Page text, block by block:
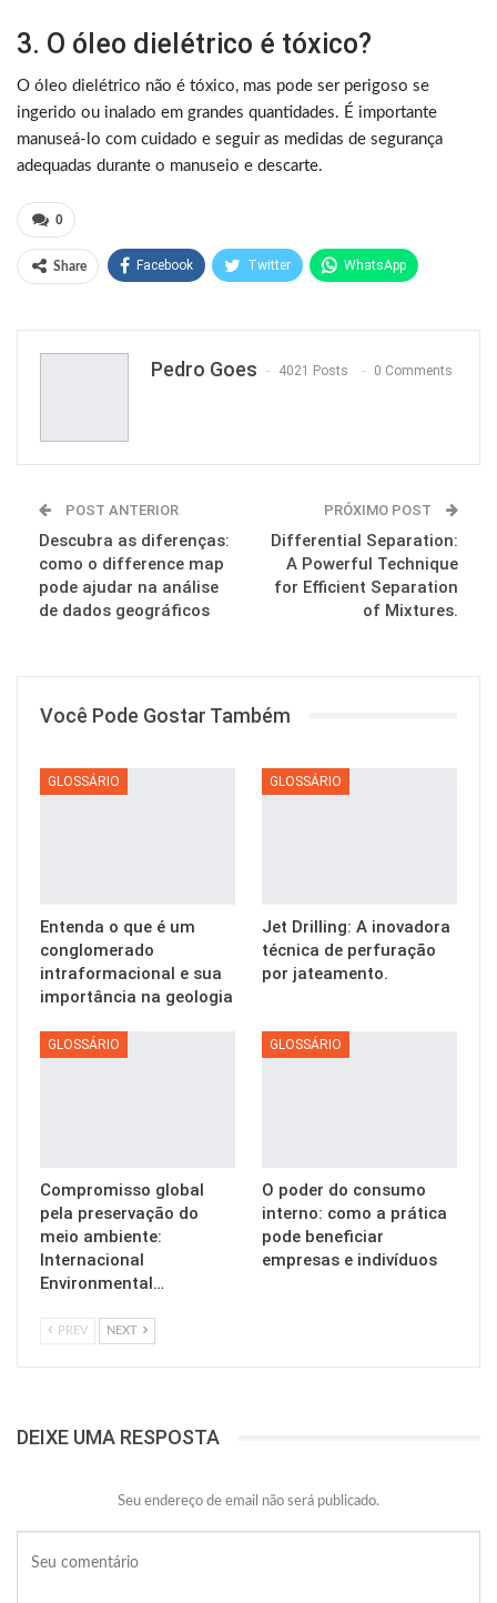
3. O óleo dielétrico é tóxico?
O óleo dielétrico não é tóxico, mas pode ser perigoso se
ingerido ou inalado em grandes quantidades. É importante
manuseá-lo com cuidado e seguir as medidas de segurança
adequadas durante o manuseio e descarte.
0
Share Facebook Twitter WhatsApp
Pedro Goes 4021 Posts 0 Comments
POST ANTERIOR
Descubra as diferenças:
como o difference map
pode ajudar na análise
de dados geográficos
PRÓXIMO POST
Differential Separation:
A Powerful Technique
for Efficient Separation
of Mixtures.
Você Pode Gostar Também
GLOSSÁRIO
Entenda o que é um
conglomerado
intraformacional e sua
importância na geologia
GLOSSÁRIO
Jet Drilling: A inovadora
técnica de perfuração
por jateamento.
GLOSSÁRIO
Compromisso global
pela preservação do
meio ambiente:
Internacional
Environmental…
GLOSSÁRIO
O poder do consumo
interno: como a prática
pode beneficiar
empresas e indivíduos
PREV NEXT
DEIXE UMA RESPOSTA
Seu endereço de email não será publicado.